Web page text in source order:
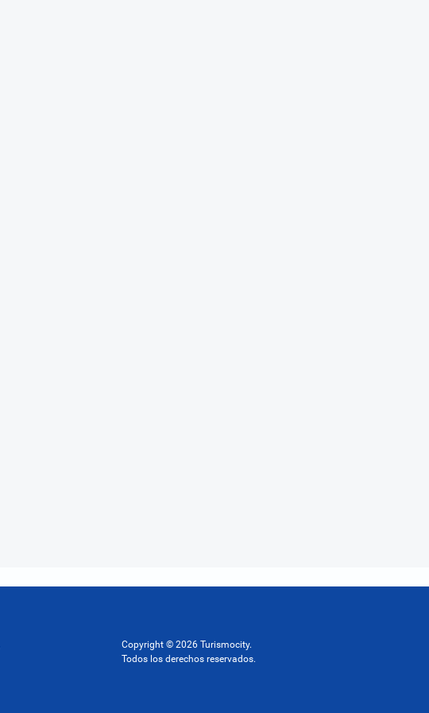
Copyright © 2026 Turismocity.
Todos los derechos reservados.